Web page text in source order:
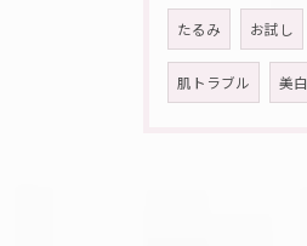
たるみ お試し
肌トラブル 美白